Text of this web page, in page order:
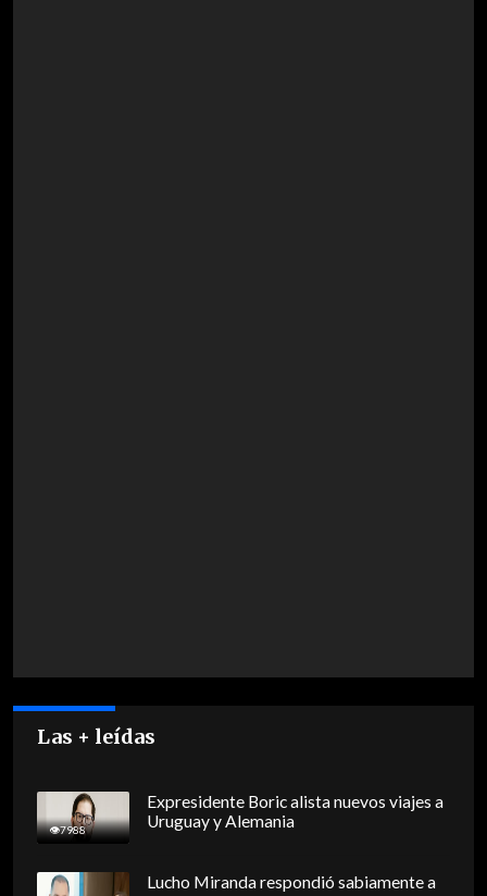
Las + leídas
7988
Expresidente Boric alista nuevos viajes a
Uruguay y Alemania
Lucho Miranda respondió sabiamente a